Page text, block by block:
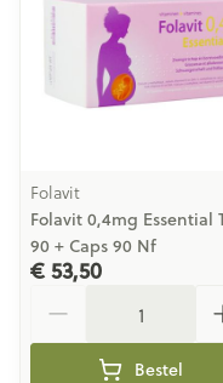
Folavit
Folavit 0,4mg Essential
90 + Caps 90 Nf
€ 53,50
Bestel